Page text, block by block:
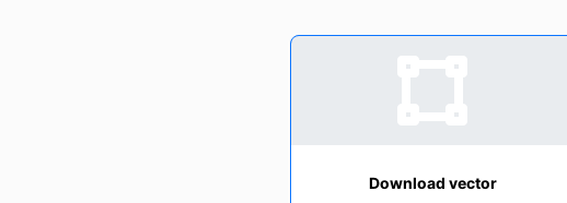
Download vector